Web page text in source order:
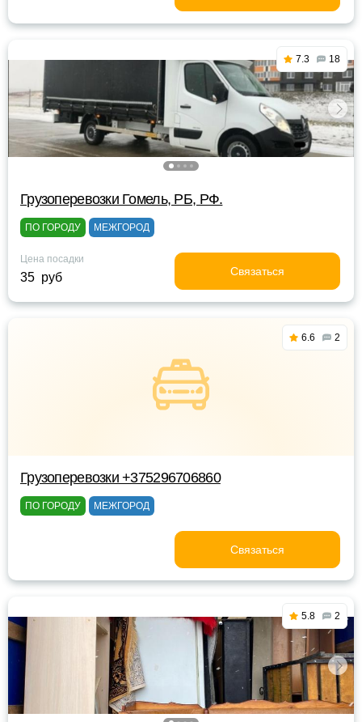
7.3 18
Грузоперевозки Гомель, РБ, РФ.
ПО ГОРОДУ МЕЖГОРОД
Цена посадки
35 руб Связаться
6.6 2
Грузоперевозки +375296706860
ПО ГОРОДУ МЕЖГОРОД
Связаться
5.8 2